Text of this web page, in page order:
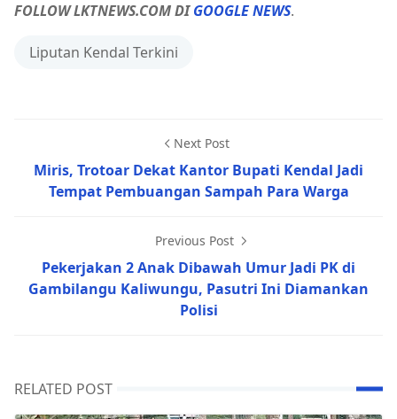
FOLLOW LKTNEWS.COM DIGOOGLE NEWS.
Liputan Kendal Terkini
Next Post
Miris, Trotoar Dekat Kantor Bupati Kendal Jadi
Tempat Pembuangan Sampah Para Warga
Previous Post
Pekerjakan 2 Anak Dibawah Umur Jadi PK di
Gambilangu Kaliwungu, Pasutri Ini Diamankan
Polisi
RELATED POST